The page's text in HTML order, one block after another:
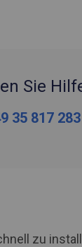
Sie
35 817
zu